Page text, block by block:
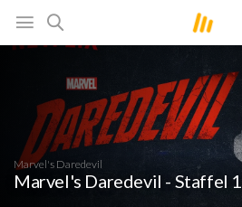
Marvel's Daredevil
Marvel's Daredevil - Staffel 1